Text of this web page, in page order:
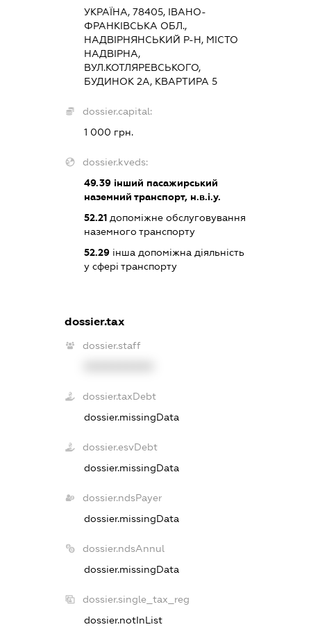
УКРАЇНА, 78405, ІВАНО-
ФРАНКІВСЬКА ОБЛ.,
НАДВІРНЯНСЬКИЙ Р-Н, МІСТО
НАДВІРНА,
ВУЛ.КОТЛЯРЕВСЬКОГО,
БУДИНОК 2А, КВАРТИРА 5
dossier.capital:
1 000 грн.
dossier.kveds:
49.39інший пасажирський
наземний транспорт, н.в.і.у.
52.21допоміжне обслуговування
наземного транспорту
52.29інша допоміжна діяльність
у сфері транспорту
dossier.tax
dossier.staff
dossier.taxDebt
dossier.missingData
dossier.esvDebt
dossier.missingData
dossier.ndsPayer
dossier.missingData
dossier.ndsAnnul
dossier.missingData
dossier.single_tax_reg
dossier.notInList